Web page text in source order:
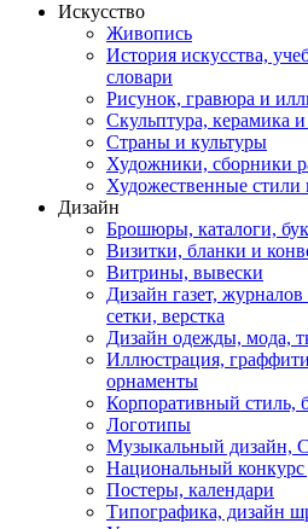
Искусство
Живопись
История искусства,
словари
Рисунок, гравюра и
Скульптура, керамика и
Страны и культуры
Художники, сборники
Художественные
Дизайн
Брошюры, каталоги,
Визитки, бланки и
Витрины, вывески
Дизайн газет,
сетки, верстка
Дизайн одежды, мода,
Иллюстрация,
орнаменты
Корпоративный стиль,
Логотипы
Музыкальный дизайн,
Национальный
Постеры, календари
Типографика, дизайн